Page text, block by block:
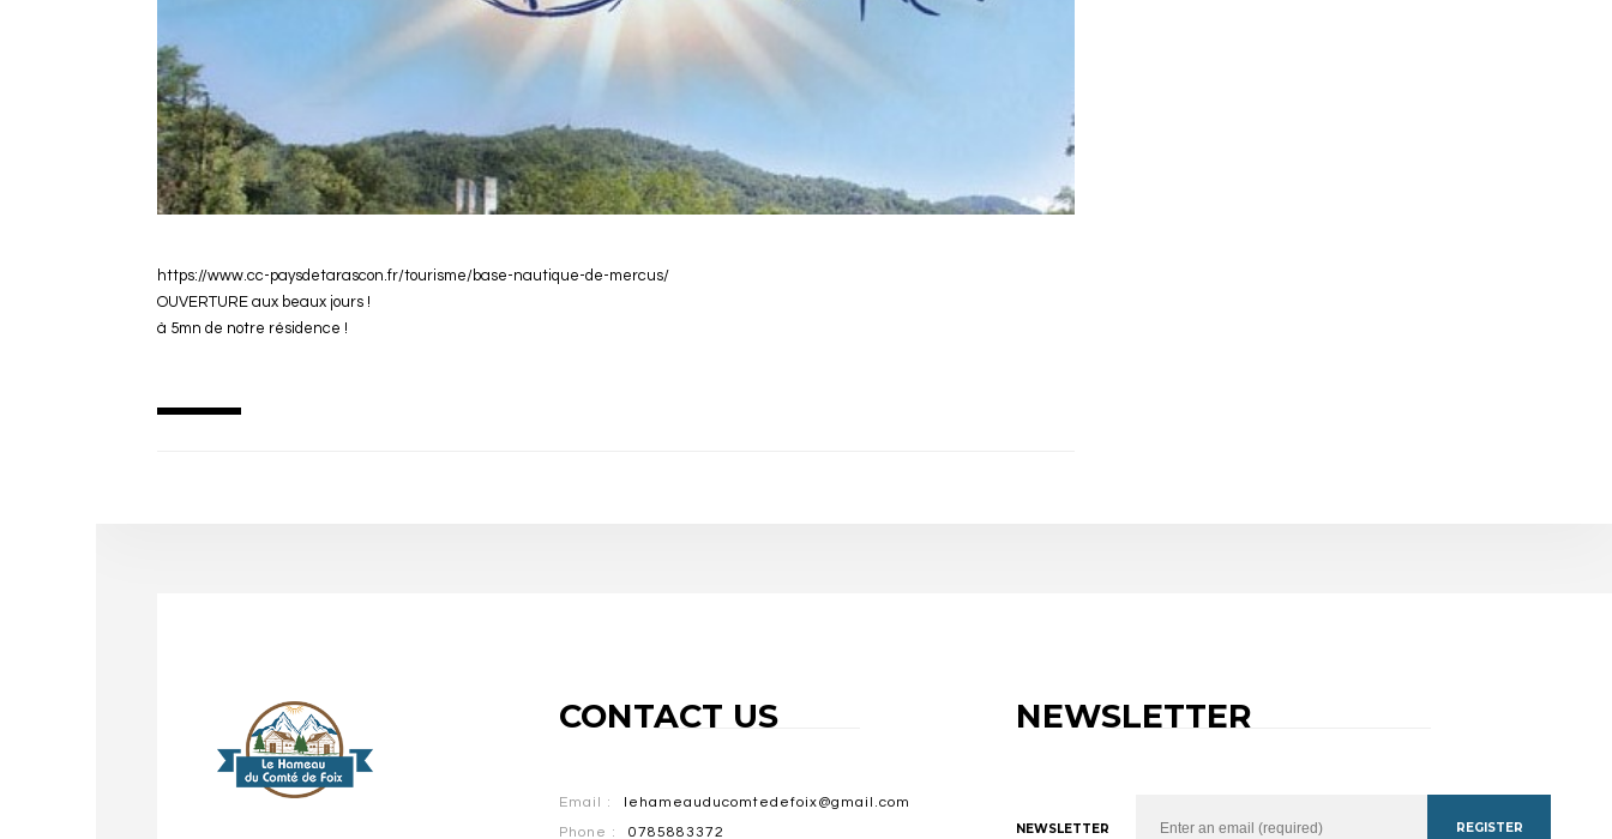
https://www.cc-paysdetarascon.fr/tourisme/base-nautique-de-mercus/
OUVERTURE aux beaux jours !
à 5mn de notre résidence !
CONTACT US
Email :
lehameauducomtedefoix@gmail.com
Phone :
0785883372
NEWSLETTER
NEWSLETTER REGISTER